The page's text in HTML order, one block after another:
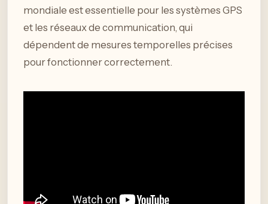
mondiale est essentielle pour les systèmes GPS
et les réseaux de communication, qui
dépendent de mesures temporelles précises
pour fonctionner correctement.